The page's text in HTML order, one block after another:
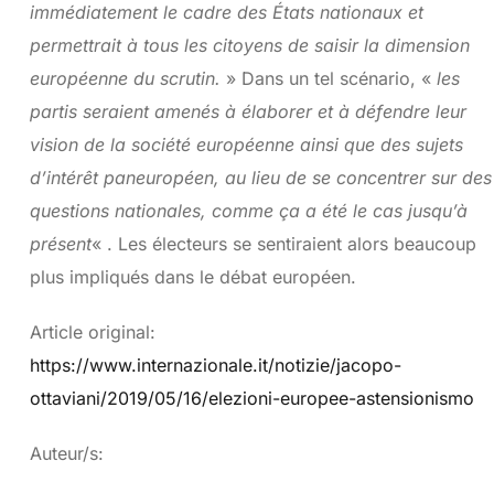
immédiatement le cadre des États nationaux et
permettrait à tous les citoyens de saisir la dimension
européenne du scrutin. » Dans un tel scénario, « les
partis seraient amenés à élaborer et à défendre leur
vision de la société européenne ainsi que des sujets
d’intérêt paneuropéen, au lieu de se concentrer sur des
questions nationales, comme ça a été le cas jusqu’à
présent« . Les électeurs se sentiraient alors beaucoup
plus impliqués dans le débat européen.
Article original:
https://www.internazionale.it/notizie/jacopo-
ottaviani/2019/05/16/elezioni-europee-astensionismo
Auteur/s: